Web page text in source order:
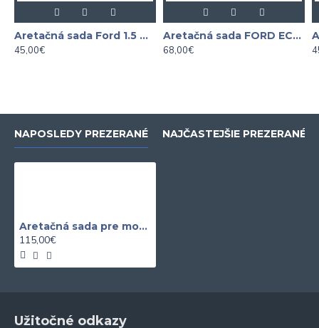
Aretačná sada Ford 1.5 Durate
45,00€
Aretačná sada FORD ECOBOOST 1.0L
68,00€
NAPOSLEDY PREZERANÉ NAJČASTEJŠIE PREZERANÉ
Aretačná sada pre motory BMW M3 S65, S65B40 a S65B44
115,00€
Užitočné odkazy